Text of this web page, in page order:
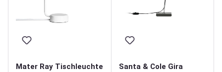
Mater Ray Tischleuchte
Santa & Cole Gira